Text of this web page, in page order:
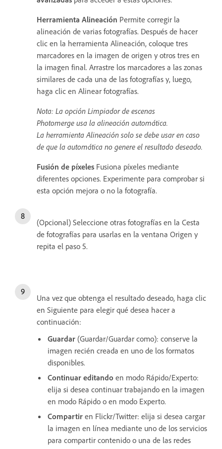
Herramienta Alineación Permite corregir la
alineación de varias fotografías. Después de hacer
clic en la herramienta Alineación, coloque tres
marcadores en la imagen de origen y otros tres en
la imagen final. Arrastre los marcadores a las zonas
similares de cada una de las fotografías y, luego,
haga clic en Alinear fotografías.
Nota: La opción Limpiador de escenas
Photomerge usa la alineación automática.
La herramienta Alineación solo se debe usar en caso
de que la automática no genere el resultado deseado.
Fusión de píxeles Fusiona píxeles mediante
diferentes opciones. Experimente para comprobar si
esta opción mejora o no la fotografía.
(Opcional) Seleccione otras fotografías en la Cesta
de fotografías para usarlas en la ventana Origen y
repita el paso 5.
Una vez que obtenga el resultado deseado, haga clic
en Siguiente para elegir qué desea hacer a
continuación:
Guardar (Guardar/Guardar como): conserve la
imagen recién creada en uno de los formatos
disponibles.
Continuar editando en modo Rápido/Experto:
elija si desea continuar trabajando en la imagen
en modo Rápido o en modo Experto.
Compartir en Flickr/Twitter: elija si desea cargar
la imagen en línea mediante uno de los servicios
para compartir contenido o una de las redes